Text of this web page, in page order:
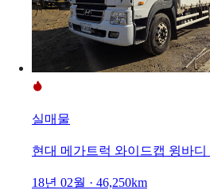
실매물
현대 메가트럭 와이드캡 윙바디
18년 02월 · 46,250km